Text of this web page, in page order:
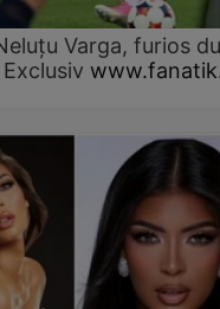
Varga, furios